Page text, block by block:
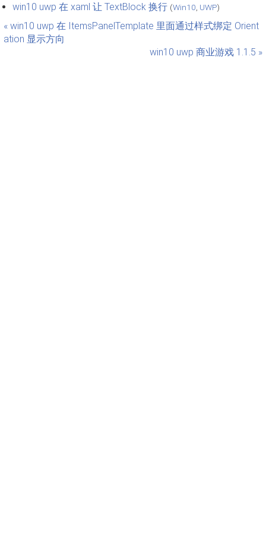
win10 uwp 在 xaml 让 TextBlock 换行 (Win10 UWP)
« win10 uwp 在 ItemsPanelTemplate 里面通过样式绑定 Orient
ation 显示方向
win10 uwp 商业游戏 1.1.5 »